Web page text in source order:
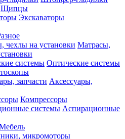
Щипцы
Экскаваторы
Матрасы,
Оптические системы
Аксессуары,
Компрессоры
Аспирационные